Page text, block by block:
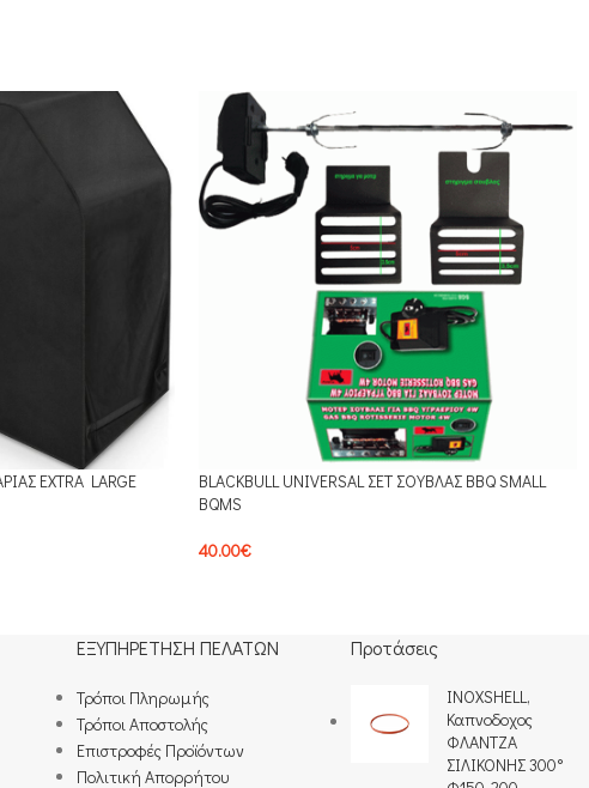
EXTRA LARGE
BLACKBULL UNIVERSAL ΣΕΤ ΣΟΥΒΛΑΣ BBQ SMALL
BQMS
40.00€
ΕΞΥΠΗΡΕΤΗΣΗ ΠΕΛΑΤΩΝ
Τρόποι Πληρωμής​
Τρόποι Αποστολής
Επιστροφές Προϊόντων
Πολιτική Απορρήτου
Προτάσεις
INOXSHELL,
Καπνοδοχος
ΦΛΑΝΤΖΑ
ΣΙΛΙΚΟΝΗΣ 300°